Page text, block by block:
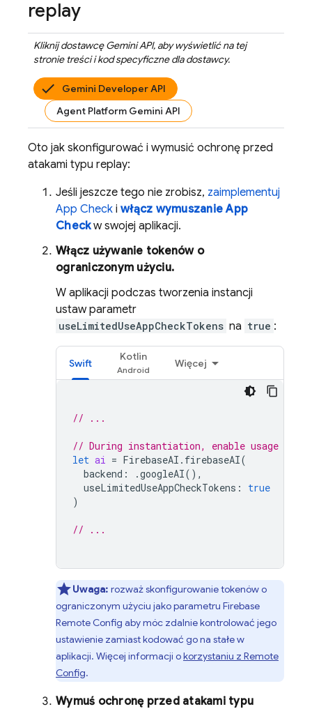
replay
Kliknij dostawcęGemini API, aby wyświetlić na tej
stronie treści i kod specyficzne dla dostawcy.
Gemini Developer API
Agent Platform Gemini API
Oto jak skonfigurować i wymusić ochronę przed
atakami typu replay:
Jeśli jeszcze tego nie zrobisz, zaimplementuj
App Check i włącz wymuszanieApp
Checkw swojej aplikacji.
Włącz używanie tokenów o
ograniczonym użyciu.
W aplikacji podczas tworzenia instancji
ustaw parametr
useLimitedUseAppCheckTokens na true :
Swift
Kotlin
Więcej
// ...
// During instantiation, enable usage of
let ai = FirebaseAI . firebaseAI(
backend : .googleAI(),
useLimitedUseAppCheckTokens :
true
)
// ...
Uwaga: rozważ skonfigurowanie tokenów o
ograniczonym użyciu jako parametru Firebase
Remote Config aby móc zdalnie kontrolować jego
ustawienie zamiast kodować go na stałe w
aplikacji. Więcej informacji okorzystaniu z Remote
Config.
Wymuś ochronę przed atakami typu